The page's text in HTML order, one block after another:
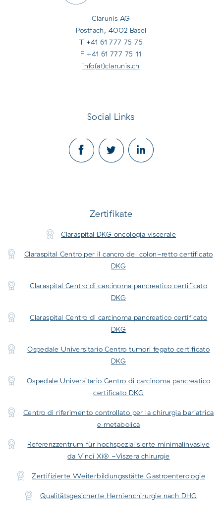
Clarunis AG
Postfach, 4002 Basel
T +41 61 777 75 75
F +41 61 777 75 11
info(at)clarunis.ch
Social Links
Zertifikate
Claraspital DKG oncologia viscerale
Claraspital Centro per il cancro del colon-retto certificato
DKG
Claraspital Centro di carcinoma pancreatico certificato
DKG
Claraspital Centro di carcinoma pancreatico certificato
DKG
Ospedale Universitario Centro tumori fegato certificato
DKG
Ospedale Universitario Centro di carcinoma pancreatico
certificato DKG
Centro di riferimento controllato per la chirurgia bariatrica
e metabolica
Referenzzentrum für hochspezialisierte minimalinvasive
da Vinci Xi® -Viszeralchirurgie
Zertifizierte Weiterbildungsstätte Gastroenterologie
Qualitätsgesicherte Hernienchirurgie nach DHG